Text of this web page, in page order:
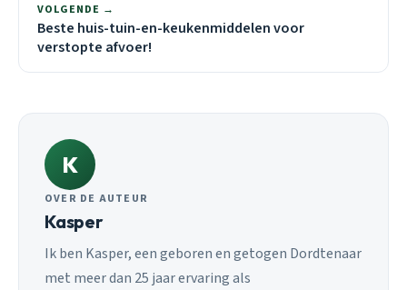
VOLGENDE →
Beste huis-tuin-en-keukenmiddelen voor
verstopte afvoer!
K
OVER DE AUTEUR
Kasper
Ik ben Kasper, een geboren en getogen Dordtenaar
met meer dan 25 jaar ervaring als